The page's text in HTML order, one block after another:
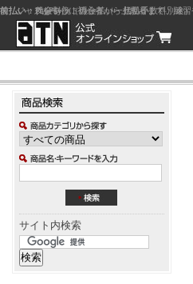
ジャズを中心に初心者から上級者まで、練
サイト内検索
前払い：クレジットカード（一括払い）
後払い：代金引換（現金払い・代引手数料別途）
前払い：PayPay